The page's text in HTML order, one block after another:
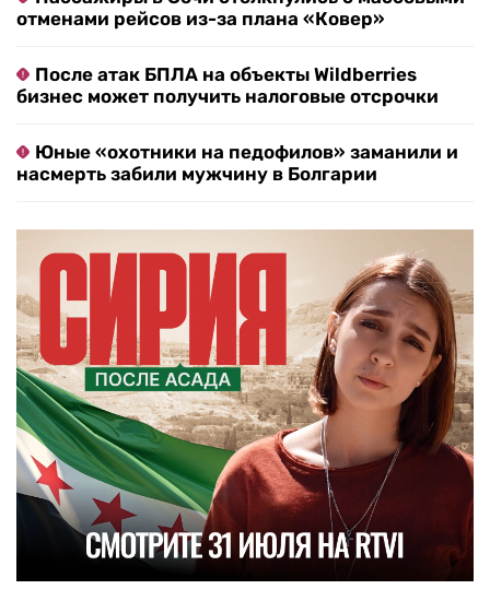
отменами рейсов из-за плана «Ковер»
После атак БПЛА на объекты Wildberries
бизнес может получить налоговые отсрочки
Юные «охотники на педофилов» заманили и
насмерть забили мужчину в Болгарии